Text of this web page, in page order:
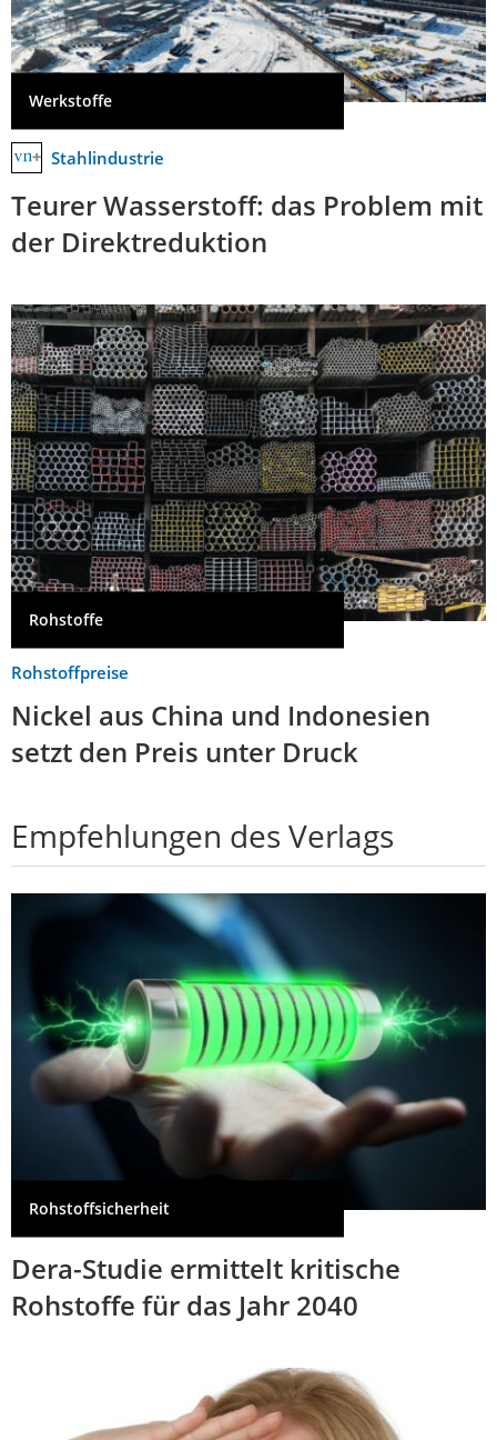
Werkstoffe
Stahlindustrie
Teurer Wasserstoff: das Problem mit
der Direktreduktion
Rohstoffe
Rohstoffpreise
Nickel aus China und Indonesien
setzt den Preis unter Druck
Empfehlungen des Verlags
Rohstoffsicherheit
Dera-Studie ermittelt kritische
Rohstoffe für das Jahr 2040